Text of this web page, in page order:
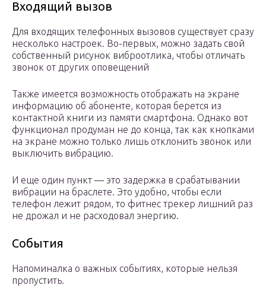
Входящий вызов
Для входящих телефонных вызовов существует сразу
несколько настроек. Во-первых, можно задать свой
собственный рисунок виброотлика, чтобы отличать
звонок от других оповещений
Также имеется возможность отображать на экране
информацию об абоненте, которая берется из
контактной книги из памяти смартфона. Однако вот
функционал продуман не до конца, так как кнопками
на экране можно только лишь отклонить звонок или
выключить вибрацию.
И еще один пункт — это задержка в срабатывании
вибрации на браслете. Это удобно, чтобы если
телефон лежит рядом, то фитнес трекер лишний раз
не дрожал и не расходовал энергию.
События
Напоминалка о важных событиях, которые нельзя
пропустить.